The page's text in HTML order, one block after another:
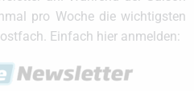
pro Woche die wichtigsten
Einfach hier anmelden: